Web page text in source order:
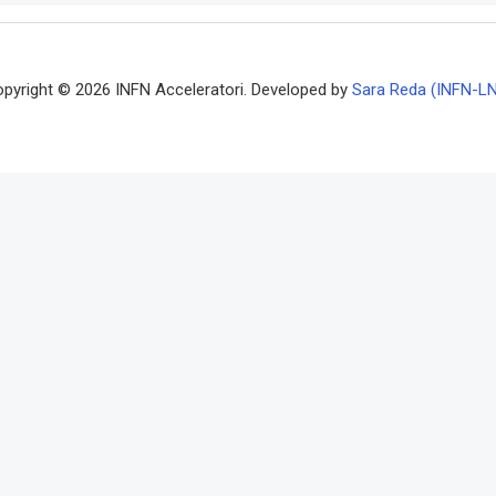
© 2026 INFN Acceleratori. Developed by Sara Reda (INFN-